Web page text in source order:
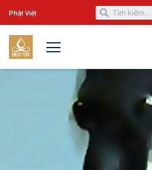
Phật Việt